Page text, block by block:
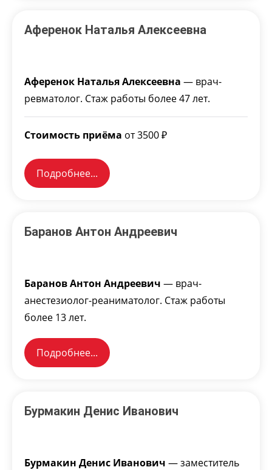
Аференок Наталья Алексеевна
Аференок Наталья Алексеевна — врач-
ревматолог. Стаж работы более 47 лет.
Стоимость приёма от 3500 ₽
Подробнее...
Баранов Антон Андреевич
Баранов Антон Андреевич — врач-
анестезиолог-реаниматолог. Стаж работы
более 13 лет.
Подробнее...
Бурмакин Денис Иванович
Бурмакин Денис Иванович — заместитель